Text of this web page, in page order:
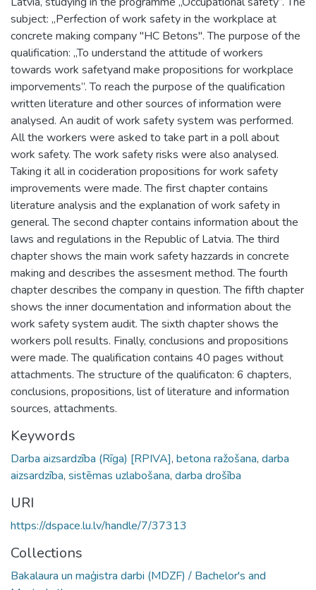
subject: „Perfection of work safety in the workplace at
concrete making company "HC Betons". The purpose of the
qualification: „To understand the attitude of workers
towards work safetyand make propositions for workplace
imporvements”. To reach the purpose of the qualification
written literature and other sources of information were
analysed. An audit of work safety system was performed.
All the workers were asked to take part in a poll about
work safety. The work safety risks were also analysed.
Taking it all in cocideration propositions for work safety
improvements were made. The first chapter contains
literature analysis and the explanation of work safety in
general. The second chapter contains information about the
laws and regulations in the Republic of Latvia. The third
chapter shows the main work safety hazzards in concrete
making and describes the assesment method. The fourth
chapter describes the company in question. The fifth chapter
shows the inner documentation and information about the
work safety system audit. The sixth chapter shows the
workers poll results. Finally, conclusions and propositions
were made. The qualification contains 40 pages without
attachments. The structure of the qualificaton: 6 chapters,
conclusions, propositions, list of literature and information
sources, attachments.
Keywords
Darba aizsardzība (Rīga) [RPIVA], betona ražošana, darba
aizsardzība, sistēmas uzlabošana, darba drošība
URI
https://dspace.lu.lv/handle/7/37313
Collections
Bakalaura un maģistra darbi (MDZF) / Bachelor's and